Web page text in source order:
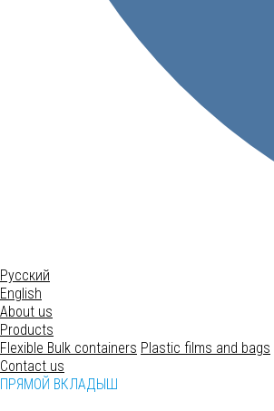
Русский
English
About us
Products
Flexible Bulk containers Plastic films and bags
Contact us
ПРЯМОЙ ВКЛАДЫШ